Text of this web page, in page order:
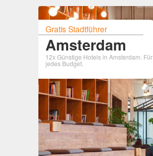
Gratis Stadtführer
Amsterdam
12x Günstige Hotels in Amsterdam. Für
jedes Budget.